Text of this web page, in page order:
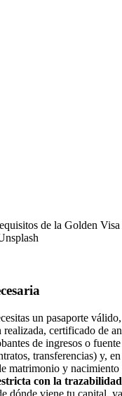
de la Golden Visa
un pasaporte
certificado de
de ingresos o
transferencias) y,
matrimonio y
con la
dónde viene tu capital,